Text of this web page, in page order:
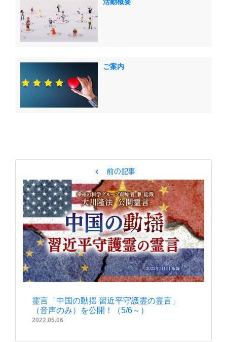
ご案内
chevron_left 前の記事
霊言「中国の動揺 習近平守護霊の霊言」
（音声のみ）を公開！（5/6～）
2022.05.06